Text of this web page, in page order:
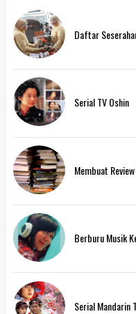
Daftar
Serial TV Oshin
Membuat
Berburu Musik
Serial Mandarin